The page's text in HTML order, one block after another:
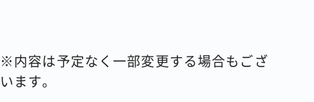
※内容は予定なく一部変更する場合もござ
います。